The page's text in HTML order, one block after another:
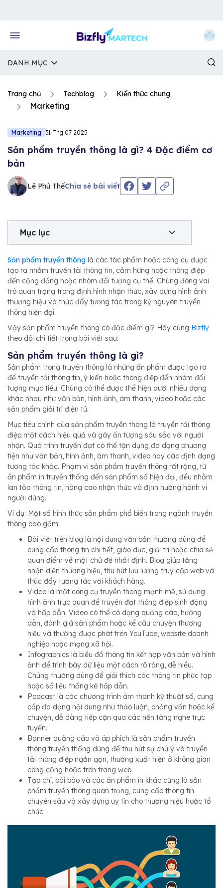
DANH MỤC
Trang chủ Techblog Kiến thức chung
Marketing
Marketing 31 Thg 07 2025
Sản phẩm truyền thông là gì? 4 Đặc điểm cơ
bản
Lê Phú ThếChia sẻ bài viết
Mục lục
Sản phẩm truyền thông là các tác phẩm hoặc công cụ được
tạo ra nhằm truyền tải thông tin, cảm hứng hoặc thông điệp
đến cộng đồng hoặc nhóm đối tượng cụ thể. Chúng đóng vai
trò quan trọng trong định hình nhận thức, xây dựng hình ảnh
thương hiệu và thúc đẩy tương tác trong kỷ nguyên truyền
thông hiện đại.
Vậy sản phẩm truyền thông có đặc điểm gì? Hãy cùng Bizfly
theo dõi chi tiết trong bài viết sau:
Sản phẩm truyền thông là gì?
Sản phẩm trong truyền thông là những ấn phẩm được tạo ra
để truyền tải thông tin, ý kiến hoặc thông điệp đến nhóm đối
tượng mục tiêu. Chúng có thể được thể hiện dưới nhiều dạng
khác nhau như văn bản, hình ảnh, âm thanh, video hoặc các
sản phẩm giải trí điện tử.
Mục tiêu chính của sản phẩm truyền thông là truyền tải thông
điệp một cách hiệu quả và gây ấn tượng sâu sắc với người
nhận. Quá trình truyền đạt có thể tận dụng đa dạng phương
tiện như văn bản, hình ảnh, âm thanh, video hay các định dạng
tương tác khác. Phạm vi sản phẩm truyền thông rất rộng, từ
ấn phẩm in truyền thống đến sản phẩm số hiện đại, đều nhằm
lan tỏa thông tin, nâng cao nhận thức và định hướng hành vi
người dùng.
Ví dụ: Một số hình thức sản phẩm phổ biến trong ngành truyền
thông bao gồm:
Bài viết trên blog là nội dung văn bản thường dùng để
cung cấp thông tin chi tiết, giáo dục, giải trí hoặc chia sẻ
quan điểm về một chủ đề nhất định. Blog giúp tăng
nhận diện thương hiệu, thu hút lưu lượng truy cập web và
thúc đẩy tương tác với khách hàng.
Video là một công cụ truyền thông mạnh mẽ, sử dụng
hình ảnh trực quan để truyền đạt thông điệp sinh động
và hấp dẫn. Video có thể có dạng quảng cáo, hướng
dẫn, đánh giá sản phẩm hoặc kể câu chuyện thương
hiệu và thường được phát trên YouTube, website doanh
nghiệp hoặc mạng xã hội.
Infographics là biểu đồ thông tin kết hợp văn bản và hình
ảnh để trình bày dữ liệu một cách rõ ràng, dễ hiểu.
Chúng thường dùng để giải thích các thông tin phức tạp
hoặc số liệu thống kê hấp dẫn.
Podcast là các chương trình âm thanh kỹ thuật số, cung
cấp đa dạng nội dung như thảo luận, phỏng vấn hoặc kể
chuyện, dễ dàng tiếp cận qua các nền tảng nghe trực
tuyến.
Banner quảng cáo và áp phích là sản phẩm truyền
thông truyền thống dùng để thu hút sự chú ý và truyền
tải thông điệp ngắn gọn, thường xuất hiện ở không gian
công cộng hoặc trên trang web.
Tạp chí, bài báo và các ấn phẩm in khác cũng là sản
phẩm truyền thông quan trọng, cung cấp thông tin
chuyên sâu và xây dựng uy tín cho thương hiệu hoặc tổ
chức.